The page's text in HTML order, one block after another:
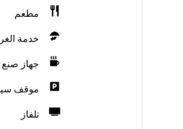
مطعم
خدمة
جهاز صنع
موقف
تلفاز